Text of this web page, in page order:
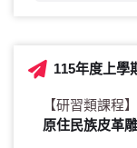
115年度上學
【研習類課程】
原住民族皮革